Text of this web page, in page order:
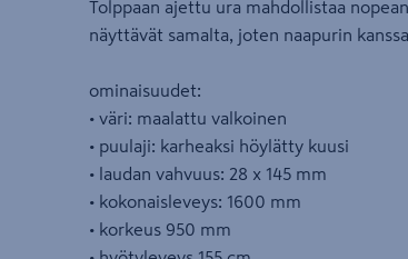
Tolppaan ajettu ura mahdollistaa
näyttävät samalta, joten naapurin
ominaisuudet:
• väri: maalattu valkoinen
• puulaji: karheaksi höylätty kuusi
• laudan vahvuus: 28 x 145 mm
• kokonaisleveys: 1600 mm
• korkeus 950 mm